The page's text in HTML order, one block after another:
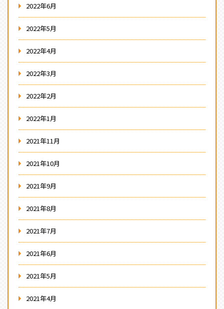
2022年6月
2022年5月
2022年4月
2022年3月
2022年2月
2022年1月
2021年11月
2021年10月
2021年9月
2021年8月
2021年7月
2021年6月
2021年5月
2021年4月